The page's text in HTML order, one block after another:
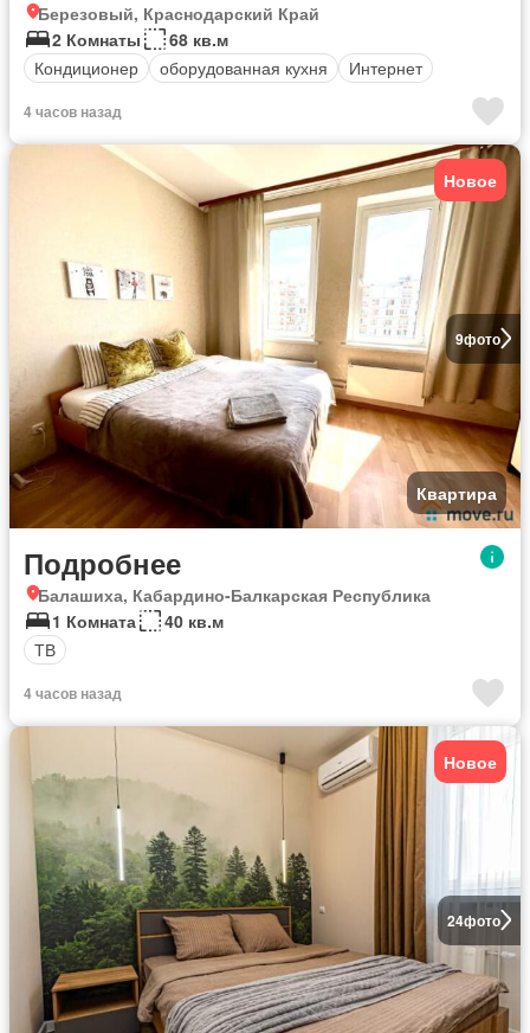
Березовый, Краснодарский Край
2 Комнаты
68 кв.м
Кондиционер
оборудованная кухня Интернет
4 часов назад
9фото
Новое
Квартира
Подробнее
Балашиха, Кабардино-Балкарская Республика
1 Комната
40 кв.м
ТВ
4 часов назад
24фото
Новое